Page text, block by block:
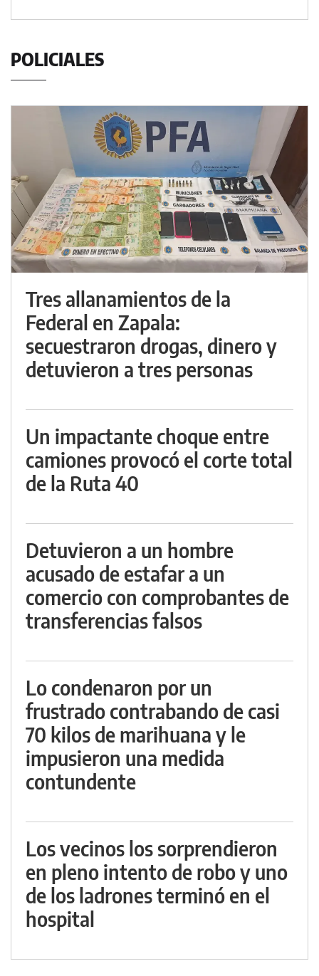
POLICIALES
Tres allanamientos de la
Federal en Zapala:
secuestraron drogas, dinero y
detuvieron a tres personas
Un impactante choque entre
camiones provocó el corte total
de la Ruta 40
Detuvieron a un hombre
acusado de estafar a un
comercio con comprobantes de
transferencias falsos
Lo condenaron por un
frustrado contrabando de casi
70 kilos de marihuana y le
impusieron una medida
contundente
Los vecinos los sorprendieron
en pleno intento de robo y uno
de los ladrones terminó en el
hospital